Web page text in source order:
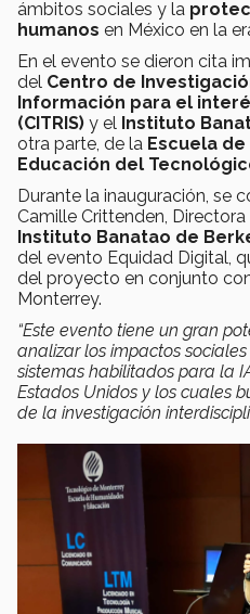
ámbitos sociales y la
humanos en México en la
En el evento se dieron cita
del Centro de
Información para el
(CITRIS) y el Instituto
otra parte, de la Escuela
Educación del
Durante la inauguración, se
Camille Crittenden,
Instituto Banatao de
del evento Equidad Digital,
del proyecto en conjunto
Monterrey.
“Este evento tiene un gran
analizar los impactos
sistemas habilitados para la
Estados Unidos y los cuales
de la investigación